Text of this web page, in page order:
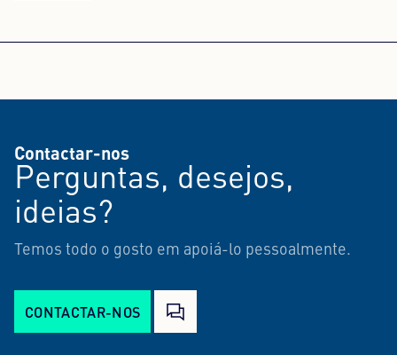
Contactar-nos
Perguntas, desejos,
ideias?
Temos todo o gosto em apoiá-lo pessoalmente.
CONTACTAR-NOS